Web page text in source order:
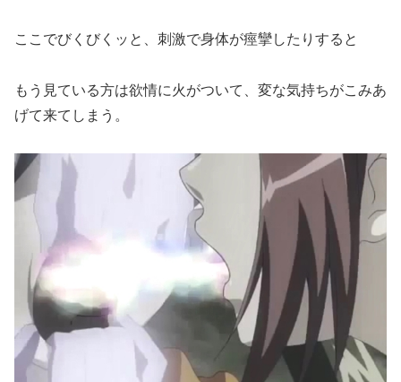
ここでびくびくッと、刺激で身体が痙攣したりすると
もう見ている方は欲情に火がついて、変な気持ちがこみあ
げて来てしまう。